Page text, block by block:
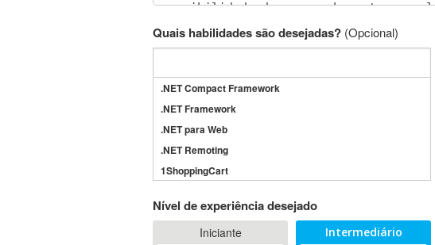
Quais habilidades são desejadas? (Opcional)
.NET Compact Framework
.NET Framework
.NET para Web
.NET Remoting
1ShoppingCart
3GSM
4D Dimension
Nível de experiência desejado
Iniciante
Intermediário